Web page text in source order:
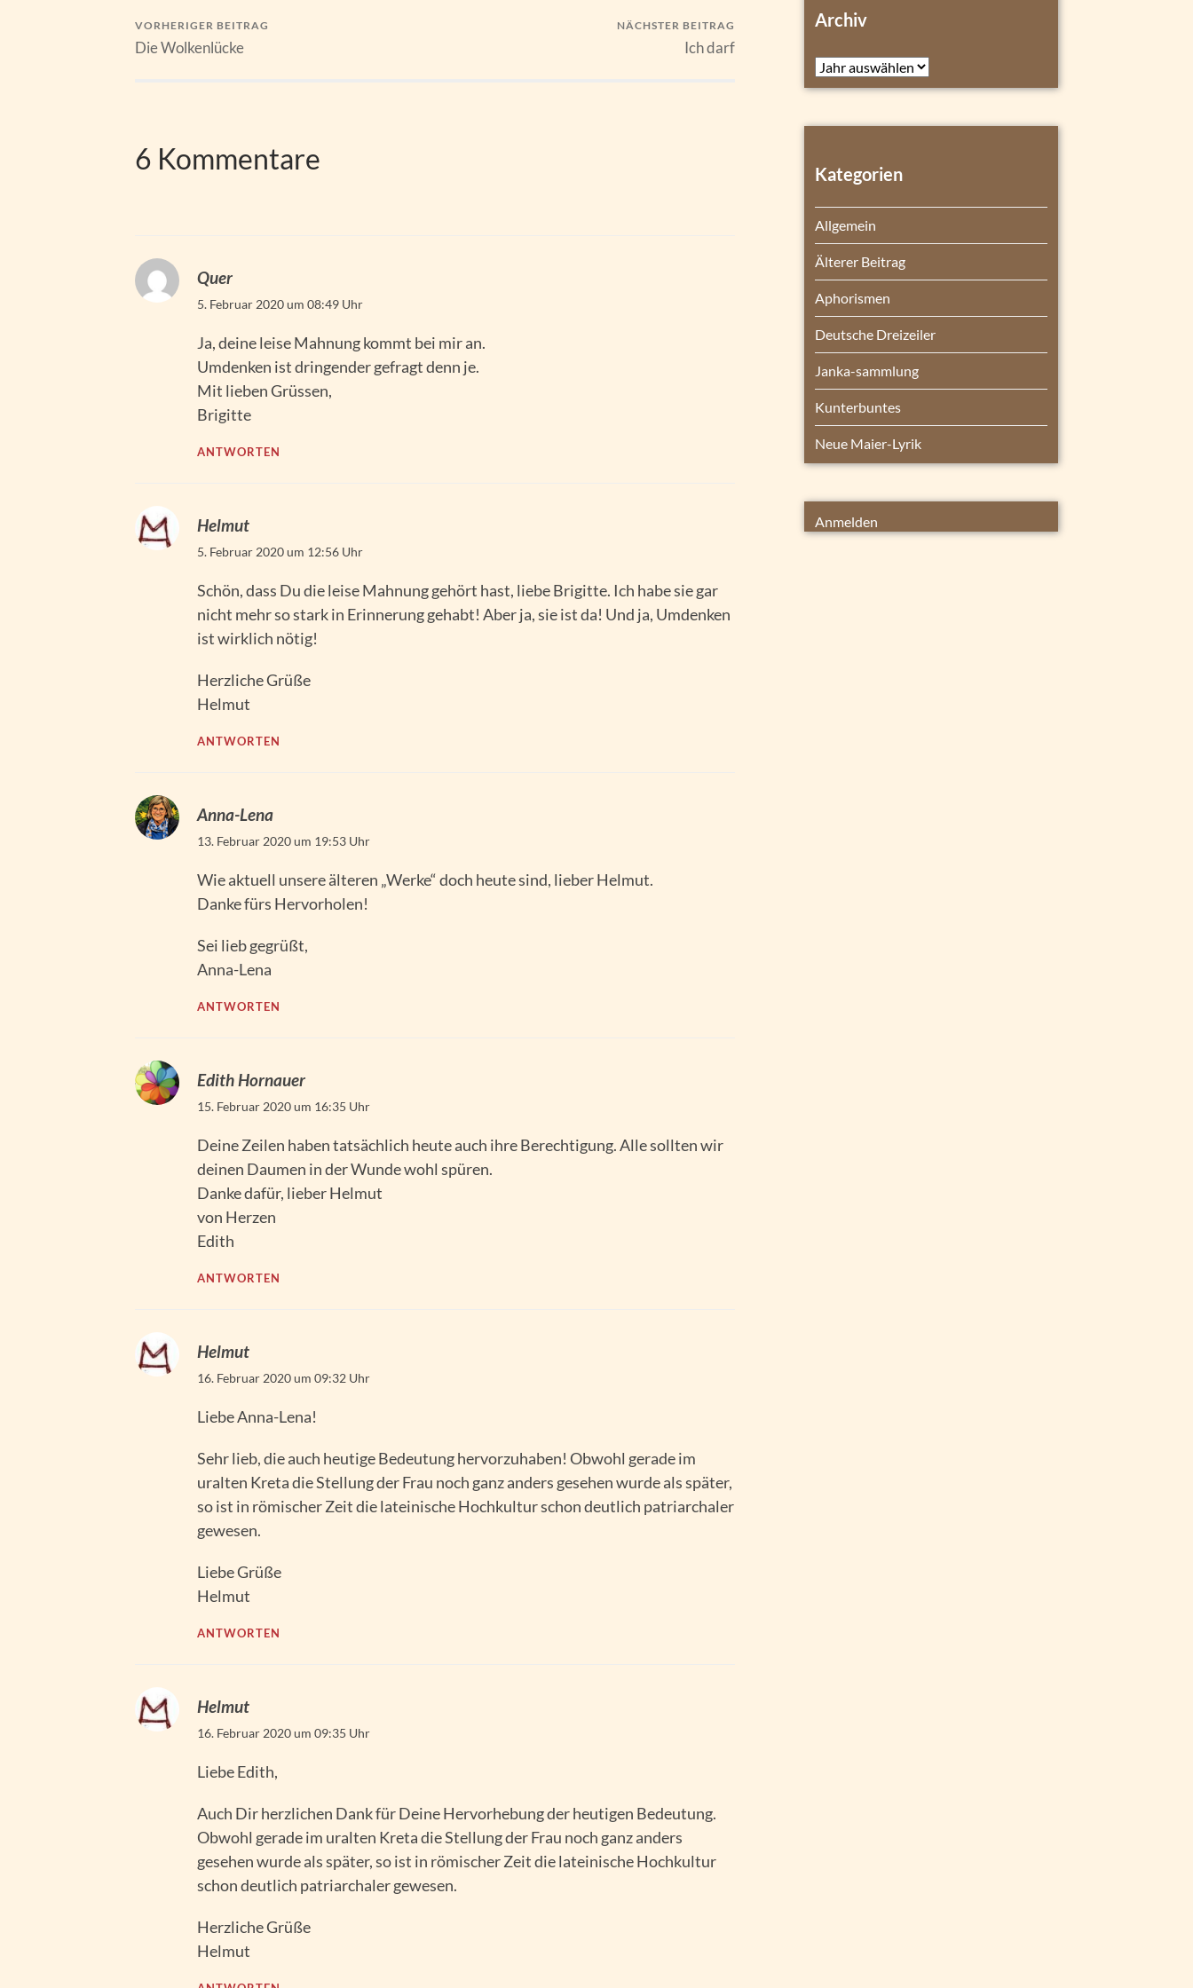
VORHERIGER BEITRAG
Die Wolkenlücke
NÄCHSTER BEITRAG
Ich darf
6 Kommentare
Quer
5. Februar 2020 um 08:49 Uhr
Ja, deine leise Mahnung kommt bei mir an.
Umdenken ist dringender gefragt denn je.
Mit lieben Grüssen,
Brigitte
ANTWORTEN
Helmut
5. Februar 2020 um 12:56 Uhr
Schön, dass Du die leise Mahnung gehört hast, liebe Brigitte. Ich habe sie gar
nicht mehr so stark in Erinnerung gehabt! Aber ja, sie ist da! Und ja, Umdenken
ist wirklich nötig!
Herzliche Grüße
Helmut
ANTWORTEN
Anna-Lena
13. Februar 2020 um 19:53 Uhr
Wie aktuell unsere älteren „Werke“ doch heute sind, lieber Helmut.
Danke fürs Hervorholen!
Sei lieb gegrüßt,
Anna-Lena
ANTWORTEN
Edith Hornauer
15. Februar 2020 um 16:35 Uhr
Deine Zeilen haben tatsächlich heute auch ihre Berechtigung. Alle sollten wir
deinen Daumen in der Wunde wohl spüren.
Danke dafür, lieber Helmut
von Herzen
Edith
ANTWORTEN
Helmut
16. Februar 2020 um 09:32 Uhr
Liebe Anna-Lena!
Sehr lieb, die auch heutige Bedeutung hervorzuhaben! Obwohl gerade im
uralten Kreta die Stellung der Frau noch ganz anders gesehen wurde als später,
so ist in römischer Zeit die lateinische Hochkultur schon deutlich patriarchaler
gewesen.
Liebe Grüße
Helmut
ANTWORTEN
Helmut
16. Februar 2020 um 09:35 Uhr
Liebe Edith,
Auch Dir herzlichen Dank für Deine Hervorhebung der heutigen Bedeutung.
Obwohl gerade im uralten Kreta die Stellung der Frau noch ganz anders
gesehen wurde als später, so ist in römischer Zeit die lateinische Hochkultur
schon deutlich patriarchaler gewesen.
Herzliche Grüße
Helmut
Archiv
Archiv
Kategorien
Allgemein
Älterer Beitrag
Aphorismen
Deutsche Dreizeiler
Janka-sammlung
Kunterbuntes
Neue Maier-Lyrik
Anmelden